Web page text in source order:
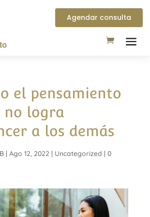
Agendar consulta
el pensamiento
logra
a los demás
| Ago 12, 2022 | Uncategorized | 0